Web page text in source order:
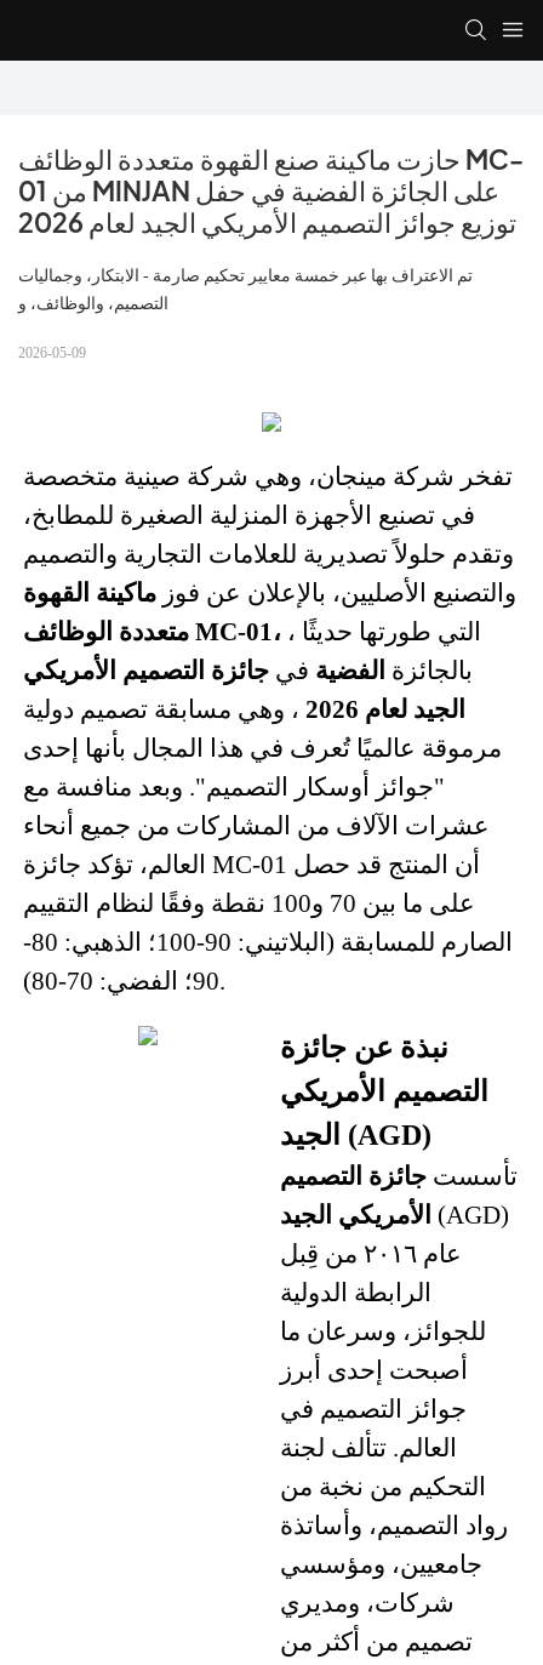
حازت ماكينة صنع القهوة متعددة الوظائف MC-
01 من MINJAN على الجائزة الفضية في حفل
توزيع جوائز التصميم الأمريكي الجيد لعام 2026
تم الاعتراف بها عبر خمسة معايير تحكيم صارمة - الابتكار، وجماليات
التصميم، والوظائف، و
2026-05-09
تفخر شركة مينجان، وهي شركة صينية متخصصة
في تصنيع الأجهزة المنزلية الصغيرة للمطابخ،
وتقدم حلولاً تصديرية للعلامات التجارية والتصميم
والتصنيع الأصليين، بالإعلان عن فوز ماكينة القهوة
متعددة الوظائف MC-01،
التي طورتها حديثًا ،
بالجائزة الفضية في جائزة التصميم الأمريكي
الجيد لعام 2026
، وهي مسابقة تصميم دولية
مرموقة عالميًا تُعرف في هذا المجال بأنها إحدى
"جوائز أوسكار التصميم". وبعد منافسة مع
عشرات الآلاف من المشاركات من جميع أنحاء
العالم، تؤكد جائزة MC-01 أن المنتج قد حصل
على ما بين 70 و100 نقطة وفقًا لنظام التقييم
الصارم للمسابقة (البلاتيني: 90-100؛ الذهبي: 80-
90؛ الفضي: 70-80).
نبذة عن جائزة
التصميم الأمريكي
الجيد (AGD)
تأسستجائزة التصميم
الأمريكي الجيد (AGD)
عام ٢٠١٦ من قِبل
الرابطة الدولية
للجوائز، وسرعان ما
أصبحت إحدى أبرز
جوائز التصميم في
العالم. تتألف لجنة
التحكيم من نخبة من
رواد التصميم، وأساتذة
جامعيين، ومؤسسي
شركات، ومديري
تصميم من أكثر من